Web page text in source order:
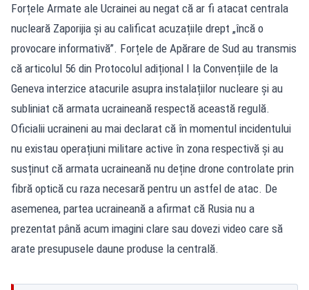
Forțele Armate ale Ucrainei au negat că ar fi atacat centrala
nucleară Zaporijia și au calificat acuzațiile drept „încă o
provocare informativă”. Forțele de Apărare de Sud au transmis
că articolul 56 din Protocolul adițional I la Convențiile de la
Geneva interzice atacurile asupra instalațiilor nucleare și au
subliniat că armata ucraineană respectă această regulă.
Oficialii ucraineni au mai declarat că în momentul incidentului
nu existau operațiuni militare active în zona respectivă și au
susținut că armata ucraineană nu deține drone controlate prin
fibră optică cu raza necesară pentru un astfel de atac. De
asemenea, partea ucraineană a afirmat că Rusia nu a
prezentat până acum imagini clare sau dovezi video care să
arate presupusele daune produse la centrală.